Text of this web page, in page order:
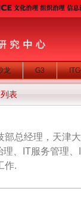
龙 G3
表
部总经理，天津
、IT服务管理
作.